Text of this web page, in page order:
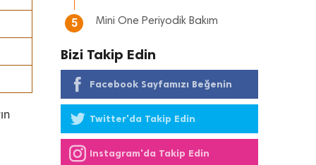
5 Mini One Periyodik Bakım
Bizi Takip Edin
Facebook Sayfamızı Beğenin
Twitter'da Takip Edin
Instagram'da Takip Edin